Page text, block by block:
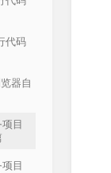
代码
器自
目
目